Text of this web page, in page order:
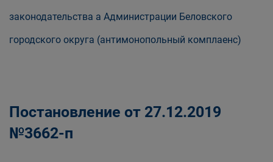
законодательства а Администрации Беловского
городского округа (антимонопольный комплаенс)
Постановление от 27.12.2019
№3662-п